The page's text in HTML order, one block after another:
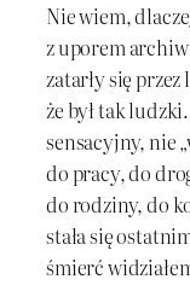
Nie wiem,
z uporem
zatarły się
że był tak
sensacyjny, nie
do pracy, do
do rodziny, do
stała się
śmierć